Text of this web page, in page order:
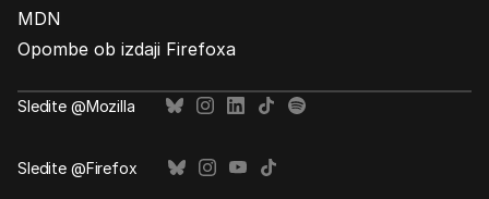
MDN
Opombe ob izdaji Firefoxa
Sledite @Mozilla
Sledite @Firefox